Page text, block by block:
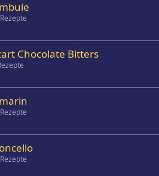
Chocolate Bitters